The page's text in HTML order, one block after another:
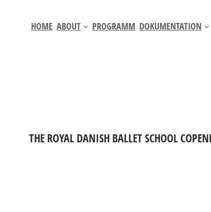
HOME ABOUT PROGRAMM DOKUMENTATION
THE ROYAL DANISH BALLET SCHOOL